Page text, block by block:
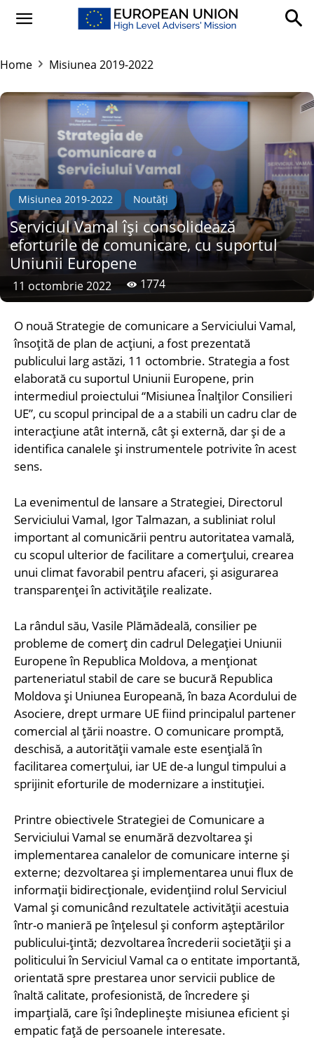
Home Misiunea 2019-2022
Misiunea 2019-2022 Noutăți
Serviciul Vamal își consolidează
eforturile de comunicare, cu suportul
Uniunii Europene
11 octombrie 2022 1774
O nouă Strategie de comunicare a Serviciului Vamal,
însoțită de plan de acțiuni, a fost prezentată
publicului larg astăzi, 11 octombrie. Strategia a fost
elaborată cu suportul Uniunii Europene, prin
intermediul proiectului “Misiunea Înalților Consilieri
UE”, cu scopul principal de a a stabili un cadru clar de
interacțiune atât internă, cât și externă, dar și de a
identifica canalele și instrumentele potrivite în acest
sens.
La evenimentul de lansare a Strategiei, Directorul
Serviciului Vamal, Igor Talmazan, a subliniat rolul
important al comunicării pentru autoritatea vamală,
cu scopul ulterior de facilitare a comerțului, crearea
unui climat favorabil pentru afaceri, și asigurarea
transparenței în activitățile realizate.
La rândul său, Vasile Plămădeală, consilier pe
probleme de comerț din cadrul Delegației Uniunii
Europene în Republica Moldova, a menționat
parteneriatul stabil de care se bucură Republica
Moldova și Uniunea Europeană, în baza Acordului de
Asociere, drept urmare UE fiind principalul partener
comercial al țării noastre. O comunicare promptă,
deschisă, a autorității vamale este esențială în
facilitarea comerțului, iar UE de-a lungul timpului a
sprijinit eforturile de modernizare a instituției.
Printre obiectivele Strategiei de Comunicare a
Serviciului Vamal se enumără dezvoltarea și
implementarea canalelor de comunicare interne și
externe; dezvoltarea și implementarea unui flux de
informații bidirecționale, evidențiind rolul Serviciul
Vamal și comunicând rezultatele activității acestuia
într-o manieră pe înțelesul și conform așteptărilor
publicului-țintă; dezvoltarea încrederii societății și a
politicului în Serviciul Vamal ca o entitate importantă,
orientată spre prestarea unor servicii publice de
înaltă calitate, profesionistă, de încredere și
imparțială, care își îndeplinește misiunea eficient și
empatic față de persoanele interesate.